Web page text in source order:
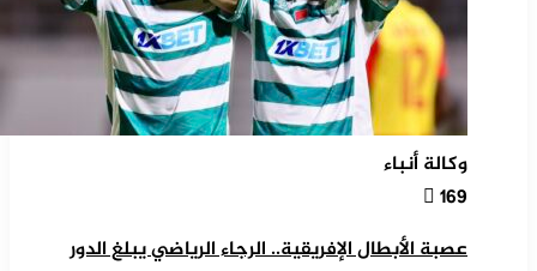
وكالة أنباء
169
عصبة الأبطال الإفريقية.. الرجاء الرياضي يبلغ الدور